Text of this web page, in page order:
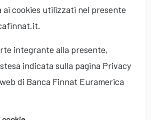
ai cookies utilizzati nel presente
integrante alla presente,
indicata sulla pagina Privacy
di Banca Finnat Euramerica